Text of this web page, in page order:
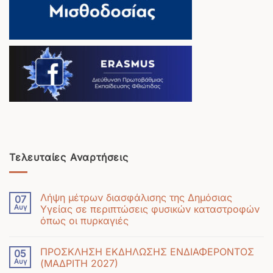
Τελευταίες Αναρτήσεις
07
Αυγ
Λήψη μέτρων διασφάλισης της Δημόσιας
Υγείας σε περιπτώσεις φυσικών καταστροφών
όπως οι πυρκαγιές
υπάρχουν
σχόλια
στο
05
Αυγ
ΠΡΟΣΚΛΗΣΗ ΕΚΔΗΛΩΣΗΣ ΕΝΔΙΑΦΕΡΟΝΤΟΣ
(ΜΑΔΡΙΤΗ 2027)